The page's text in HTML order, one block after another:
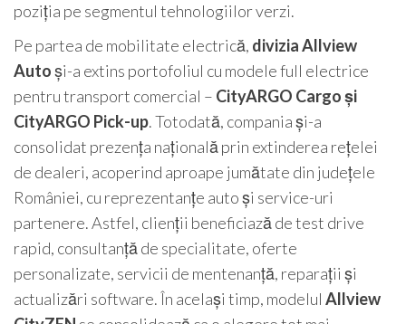
poziția pe segmentul tehnologiilor verzi.
Pe partea de mobilitate electrică, divizia Allview
Autoși-a extins portofoliul cu modele full electrice
pentru transport comercial – CityARGO Cargo și
CityARGO Pick-up. Totodată, compania și-a
consolidat prezența națională prin extinderea rețelei
de dealeri, acoperind aproape jumătate din județele
României, cu reprezentanțe auto și service-uri
partenere. Astfel, clienții beneficiază de test drive
rapid, consultanță de specialitate, oferte
personalizate, servicii de mentenanță, reparații și
actualizări software. În același timp, modelul Allview